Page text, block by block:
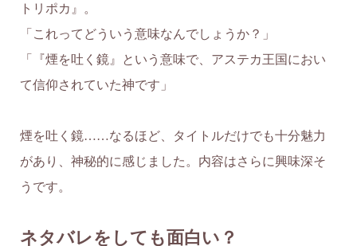
トリポカ』。
「これってどういう意味なんでしょうか？」
「『煙を吐く鏡』という意味で、アステカ王国におい
て信仰されていた神です」
煙を吐く鏡……なるほど、タイトルだけでも十分魅力
があり、神秘的に感じました。内容はさらに興味深そ
うです。
ネタバレをしても面白い？